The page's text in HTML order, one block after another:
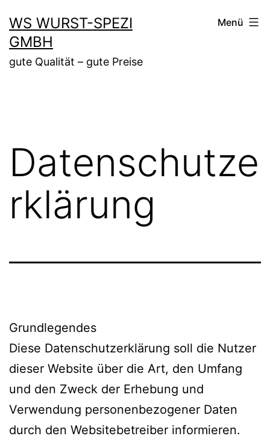
Inhalt
springen
WS WURST-SPEZI
GMBH
gute Qualität – gute Preise
Menü
Datenschutze
rklärung
Grundlegendes
Diese Datenschutzerklärung soll die Nutzer
dieser Website über die Art, den Umfang
und den Zweck der Erhebung und
Verwendung personenbezogener Daten
durch den Websitebetreiber informieren.